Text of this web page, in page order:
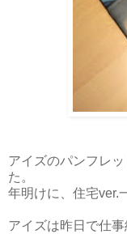
アイズのパンフレ
た。
年明けに、住宅ver.
アイズは昨日で仕事